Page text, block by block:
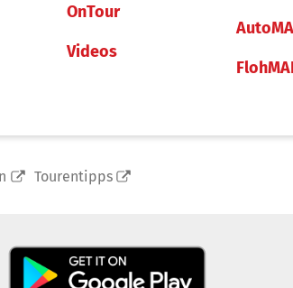
OnTour
Videos
Tourentipps